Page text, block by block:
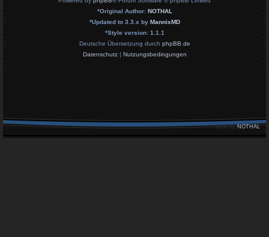
*Original Author: NOTHAL
*Updated to 3.3.x by MannixMD
*Style version: 1.1.1
Deutsche Übersetzung durch phpBB.de
Datenschutz| Nutzungsbedingungen
Style byNOTHAL